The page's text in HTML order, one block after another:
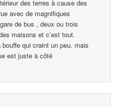
des terres à cause des
avec de magnifiques
de bus , deux ou trois
maisons et c’est tout.
qui craint un peu. mais
est juste à côté